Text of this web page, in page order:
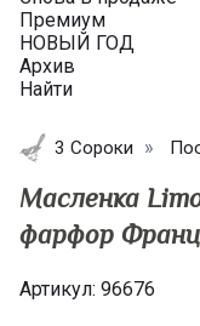
Премиум
НОВЫЙ ГОД
Архив
Найти
3 Сороки
Масленка
фарфор
Артикул: 96676